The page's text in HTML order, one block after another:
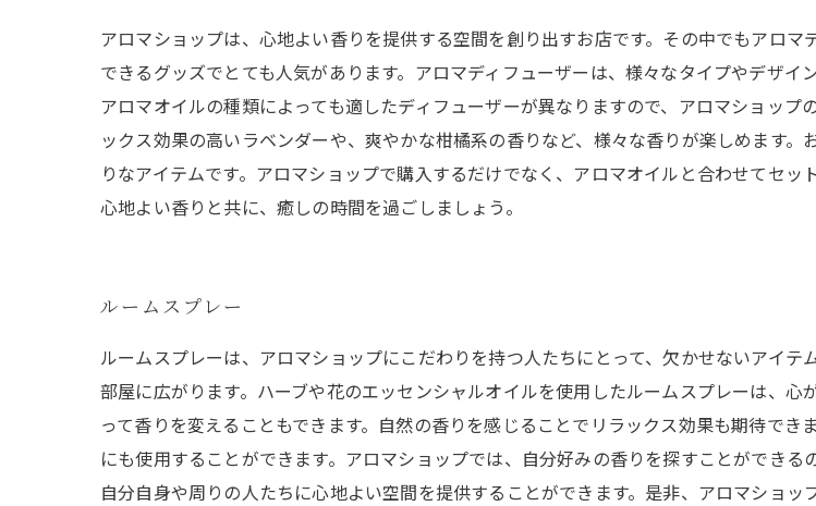
アロマショップは、心地よい香りを提供する空間を創り出すお店です。その中でもアロ
できるグッズでとても人気があります。アロマディフューザーは、様々なタイプやデザイ
アロマオイルの種類によっても適したディフューザーが異なりますので、アロマショッ
ックス効果の高いラベンダーや、爽やかな柑橘系の香りなど、様々な香りが楽しめます
りなアイテムです。アロマショップで購入するだけでなく、アロマオイルと合わせてセッ
心地よい香りと共に、癒しの時間を過ごしましょう。
ルームスプレー
ルームスプレーは、アロマショップにこだわりを持つ人たちにとって、欠かせないアイ
部屋に広がります。ハーブや花のエッセンシャルオイルを使用したルームスプレーは、
って香りを変えることもできます。自然の香りを感じることでリラックス効果も期待で
にも使用することができます。アロマショップでは、自分好みの香りを探すことができる
自分自身や周りの人たちに心地よい空間を提供することができます。是非、アロマショ